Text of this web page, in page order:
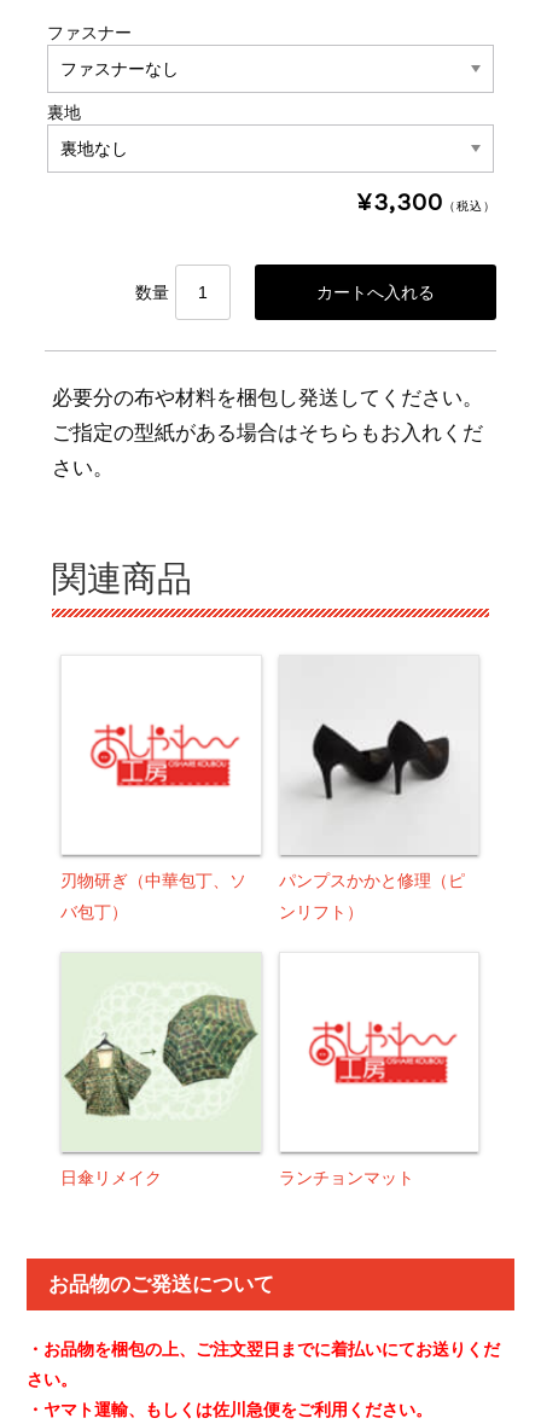
ファスナー
裏地
¥3,300 （税込）
数量
必要分の布や材料を梱包し発送してください。
ご指定の型紙がある場合はそちらもお入れくだ
さい。
関連商品
刃物研ぎ（中華包丁、ソ
バ包丁）
パンプスかかと修理（ピ
ンリフト）
日傘リメイク ランチョンマット
お品物のご発送について
・お品物を梱包の上、ご注文翌日までに着払いにてお送りくだ
さい。
・ヤマト運輸、もしくは佐川急便をご利用ください。